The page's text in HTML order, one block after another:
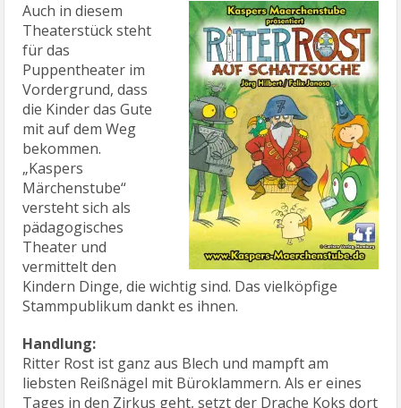
Auch in diesem
Theaterstück steht
für das
Puppentheater im
Vordergrund, dass
die Kinder das Gute
mit auf dem Weg
bekommen.
„Kaspers
Märchenstube“
versteht sich als
pädagogisches
Theater und
vermittelt den
Kindern Dinge, die wichtig sind. Das vielköpfige
Stammpublikum dankt es ihnen.
Handlung:
Ritter Rost ist ganz aus Blech und mampft am
liebsten Reißnägel mit Büroklammern. Als er eines
Tages in den Zirkus geht, setzt der Drache Koks dort